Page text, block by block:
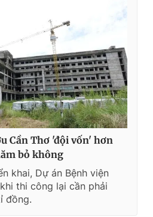
Cần Thơ 'đội vốn' hơn
bỏ không
khai, Dự án Bệnh viện
thi công lại cần phải
đồng.